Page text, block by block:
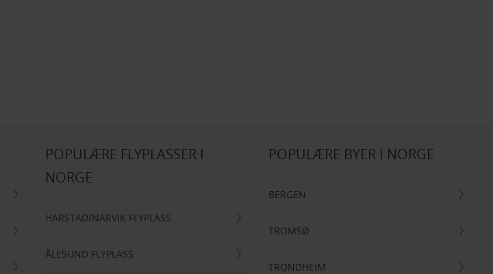
POPULÆRE FLYPLASSER I
NORGE
HARSTAD/NARVIK FLYPLASS
ÅLESUND FLYPLASS
POPULÆRE BYER I NORGE
BERGEN
TROMSØ
TRONDHEIM